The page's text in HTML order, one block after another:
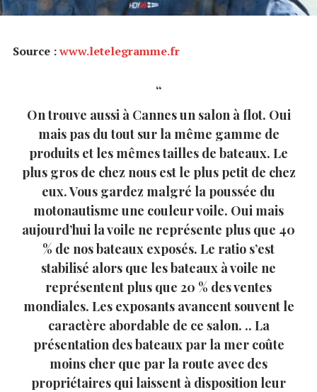
Source :www.letelegramme.fr
On trouve aussi à Cannes un salon à flot. Oui
mais pas du tout sur la même gamme de
produits et les mêmes tailles de bateaux. Le
plus gros de chez nous est le plus petit de chez
eux. Vous gardez malgré la poussée du
motonautisme une couleur voile. Oui mais
aujourd’hui la voile ne représente plus que 40
% de nos bateaux exposés. Le ratio s’est
stabilisé alors que les bateaux à voile ne
représentent plus que 20 % des ventes
mondiales. Les exposants avancent souvent le
caractère abordable de ce salon. .. La
présentation des bateaux par la mer coûte
moins cher que par la route avec des
propriétaires qui laissent à disposition leur